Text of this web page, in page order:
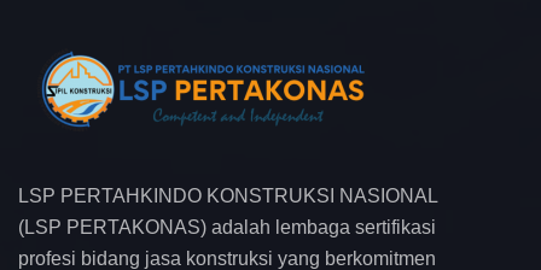
LSP PERTAHKINDO KONSTRUKSI NASIONAL
(LSP PERTAKONAS) adalah lembaga sertifikasi
profesi bidang jasa konstruksi yang berkomitmen